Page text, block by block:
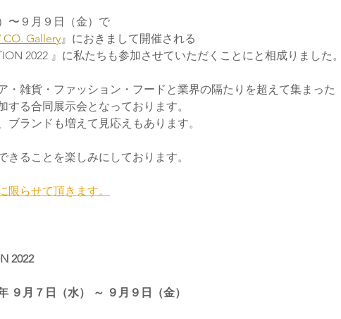
〜９月９日（金）で
CO. Gallery』におきまして開催される
2022 』に私たちも参加させていただくことにと相成りました。
・雑貨・ファッション・フードと業界の隔たりを超えて集まった
する合同展示会となっております。
ブランドも増えて見応えもあります。
きることを楽しみにしております。
らせて頂きます。
2022
９月７日（水） ～ ９月９日（金）